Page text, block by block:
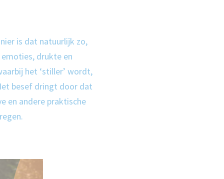
is dat natuurlijk zo,
drukte en
het ‘stiller’ wordt,
besef dringt door dat
en andere praktische